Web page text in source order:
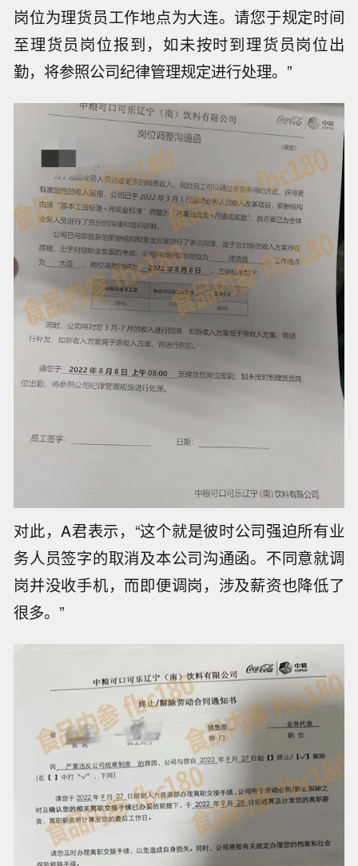
岗位为理货员工作地点为大连。请您于规定时间
至理货员岗位报到，如未按时到理货员岗位出
勤，将参照公司纪律管理规定进行处理。”
对此，A君表示，“这个就是彼时公司强迫所有业
务人员签字的取消及本公司沟通函。不同意就调
岗并没收手机，而即便调岗，涉及薪资也降低了
很多。”